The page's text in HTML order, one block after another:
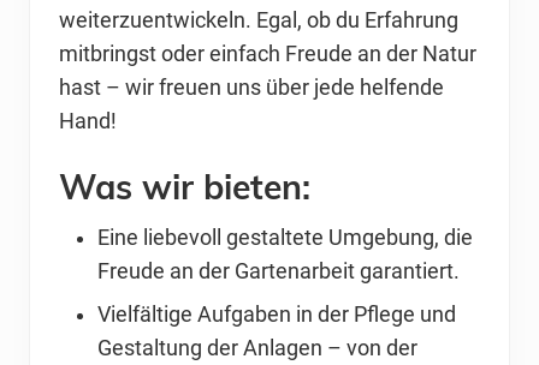
weiterzuentwickeln. Egal, ob du Erfahrung
mitbringst oder einfach Freude an der Natur
hast – wir freuen uns über jede helfende
Hand!
Was wir bieten:
Eine liebevoll gestaltete Umgebung, die
Freude an der Gartenarbeit garantiert.
Vielfältige Aufgaben in der Pflege und
Gestaltung der Anlagen – von der